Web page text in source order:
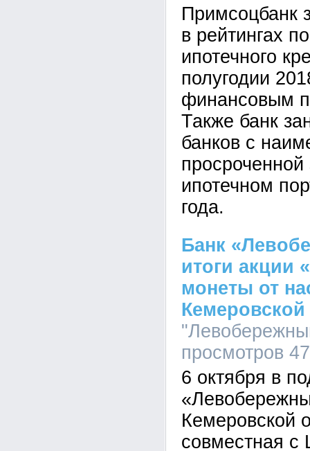
Примсоцбанк
в рейтингах
ипотечного
полугодии
финансовым
Также банк
банков с
ипотечном
года.
Банк
итоги акции
монеты от
Кемеровской
просмотров
6 октября в
Кемеровской
совместная